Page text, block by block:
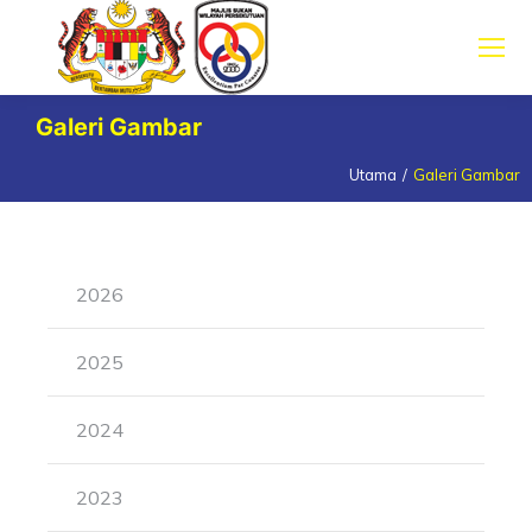
Galeri Gambar
Utama Galeri Gambar
2026
2025
2024
2023